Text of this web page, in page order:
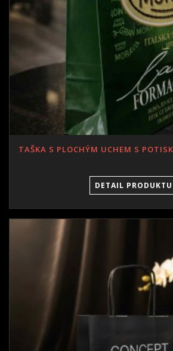
TAŠKA S PLOCHÝM UCHEM S
DETAIL PRODUKTU